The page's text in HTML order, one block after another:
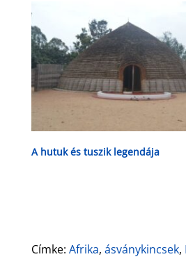
A hutuk és tuszik legendája
Címke: Afrika, ásványkincsek,